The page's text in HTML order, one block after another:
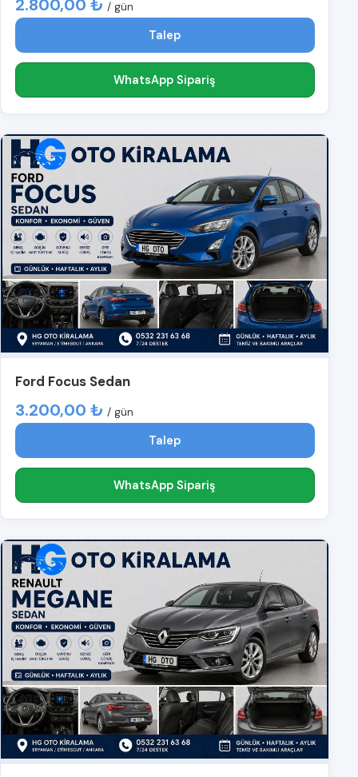
2.800,00 ₺ / gün
Talep
WhatsApp Sipariş
Ford Focus Sedan
3.200,00 ₺ / gün
Talep
WhatsApp Sipariş